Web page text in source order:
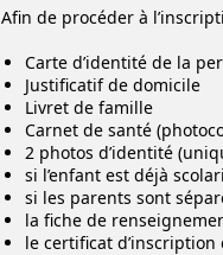
Afin de procéder à
Carte d’identité de la
Justificatif de domicile
Livret de famille
Carnet de santé
2 photos d’identité
si l’enfant est déjà
si les parents sont
la fiche de
le certificat d’inscription